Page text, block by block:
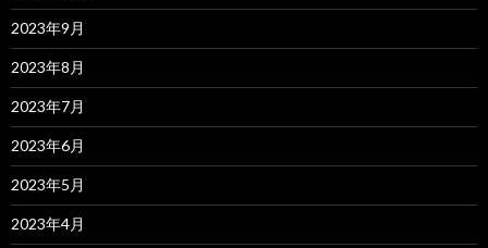
2023年9月
2023年8月
2023年7月
2023年6月
2023年5月
2023年4月